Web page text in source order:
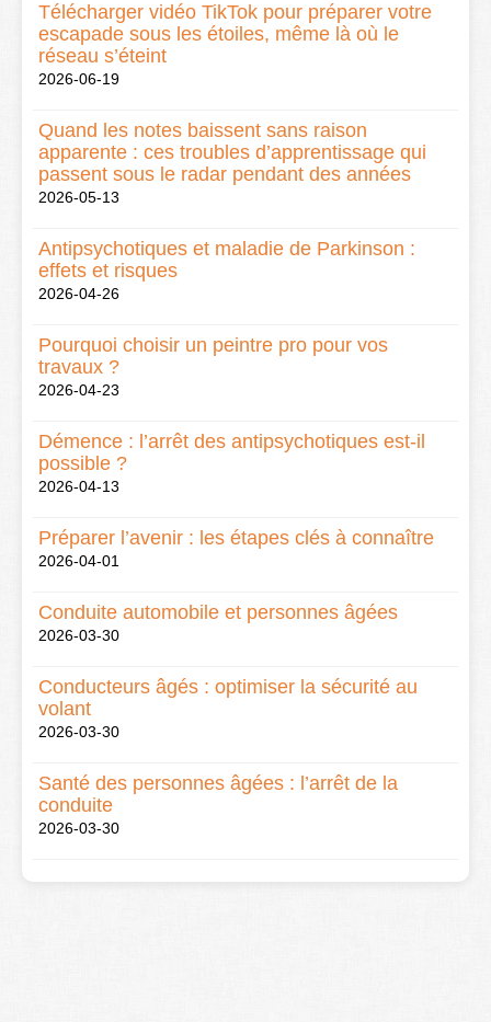
Télécharger vidéo TikTok pour préparer votre
escapade sous les étoiles, même là où le
réseau s’éteint
2026-06-19
Quand les notes baissent sans raison
apparente : ces troubles d’apprentissage qui
passent sous le radar pendant des années
2026-05-13
Antipsychotiques et maladie de Parkinson :
effets et risques
2026-04-26
Pourquoi choisir un peintre pro pour vos
travaux ?
2026-04-23
Démence : l’arrêt des antipsychotiques est-il
possible ?
2026-04-13
Préparer l’avenir : les étapes clés à connaître
2026-04-01
Conduite automobile et personnes âgées
2026-03-30
Conducteurs âgés : optimiser la sécurité au
volant
2026-03-30
Santé des personnes âgées : l’arrêt de la
conduite
2026-03-30